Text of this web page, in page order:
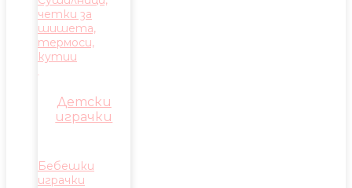
четки за
шишета,
термоси,
кутии
Детски
играчки
Бебешки
играчки